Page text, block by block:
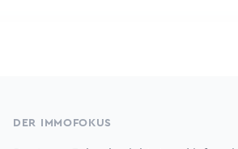
DER IMMOFOKUS